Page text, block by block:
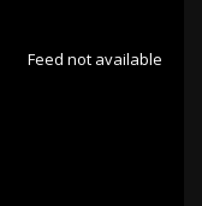
Feed not available